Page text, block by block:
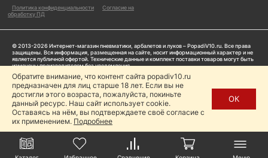
Политика конфиденциальности
Согласие на
обработку ПД
© 2013-2026 Интернет-магазин пневматики, арбалетов и луков – PopadiV10.ru. Все права
защищены. Вся информация, размещенная на сайте, носит информационный характер и не
является публичной офертой. Технические данные и комплект поставки товаров могут быть
изменены производителем без уведомления
Пользуясь сайтом Popadiv10.ru, пользователь автоматически соглашается с условиями,
прописанными в
Политике конфиденциальности
Копирование любой информации (тексты, фото, видео и др.) с сайта Popadiv10 запрещено,
за исключением наличия письменного согласия администрации сайта Popadiv10.
Обратите внимание, что контент сайта popadiv10.ru
предназначен для лиц старше 18 лет. Если вы не
достигли этого возраста, пожалуйста, покиньте
данный ресурс. Наш сайт использует cookie.
Оставаясь на нём, вы подтверждаете своё согласие с
их применением. Подробнее
ОК